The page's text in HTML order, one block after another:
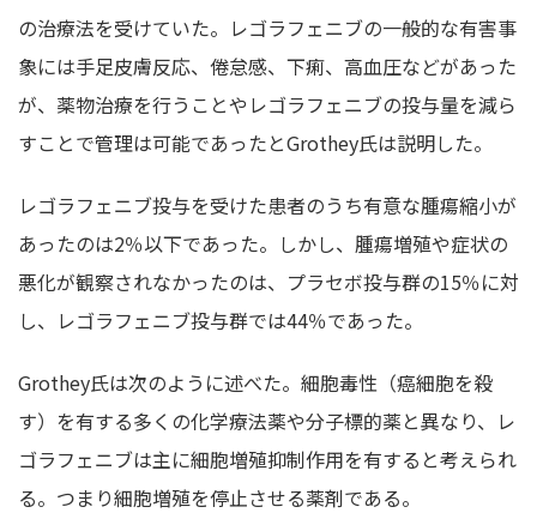
の治療法を受けていた。レゴラフェニブの一般的な有害事
象には手足皮膚反応、倦怠感、下痢、高血圧などがあった
が、薬物治療を行うことやレゴラフェニブの投与量を減ら
すことで管理は可能であったとGrothey氏は説明した。
レゴラフェニブ投与を受けた患者のうち有意な腫瘍縮小が
あったのは2％以下であった。しかし、腫瘍増殖や症状の
悪化が観察されなかったのは、プラセボ投与群の15％に対
し、レゴラフェニブ投与群では44％であった。
Grothey氏は次のように述べた。細胞毒性（癌細胞を殺
す）を有する多くの化学療法薬や分子標的薬と異なり、レ
ゴラフェニブは主に細胞増殖抑制作用を有すると考えられ
る。つまり細胞増殖を停止させる薬剤である。